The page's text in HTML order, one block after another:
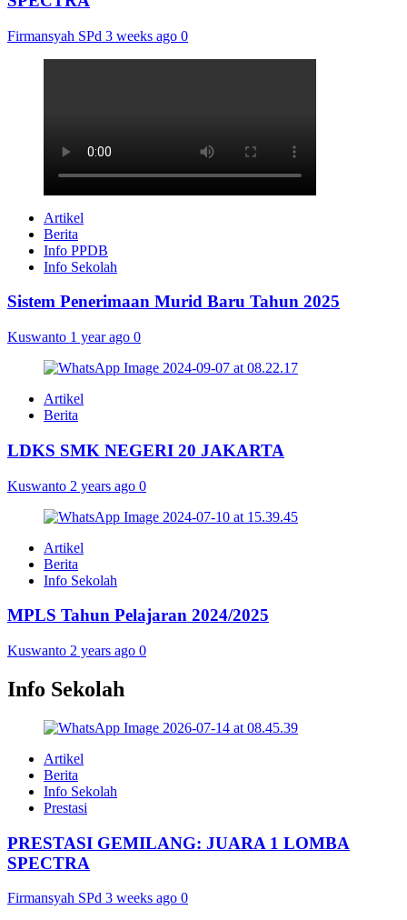
Firmansyah SPd 3 weeks ago 0
Artikel
Berita
Info PPDB
Info Sekolah
Sistem Penerimaan Murid Baru Tahun 2025
Kuswanto 1 year ago 0
Artikel
Berita
LDKS SMK NEGERI 20 JAKARTA
Kuswanto 2 years ago 0
Artikel
Berita
Info Sekolah
MPLS Tahun Pelajaran 2024/2025
Kuswanto 2 years ago 0
Info Sekolah
Artikel
Berita
Info Sekolah
Prestasi
PRESTASI GEMILANG: JUARA 1 LOMBA
SPECTRA
Firmansyah SPd 3 weeks ago 0